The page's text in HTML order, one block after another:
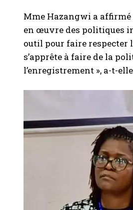
Mme Hazangwi a
en œuvre des politiques
outil pour faire respecter
s’apprête à faire de la
l’enregistrement », a-t-